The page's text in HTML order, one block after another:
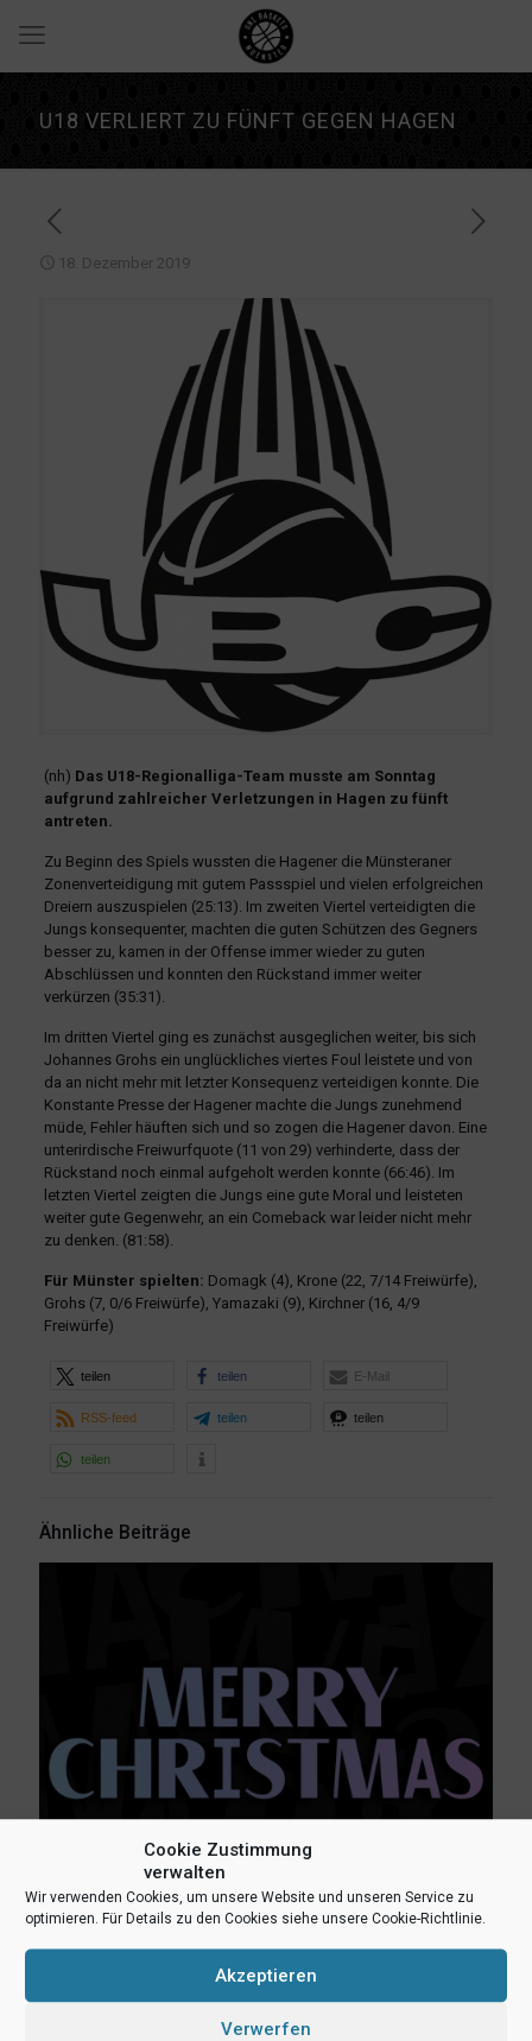
Cookie Zustimmung
verwalten
Wir verwenden Cookies, um unsere Website und unseren Service zu
optimieren. Für Details zu den Cookies siehe unsere Cookie-Richtlinie.
Akzeptieren
Verwerfen
U18 VERLIERT ZU FÜNFT GEGEN HAGEN
18. Dezember 2019
(nh) Das U18-Regionalliga-Team musste am Sonntag
aufgrund zahlreicher Verletzungen in Hagen zu fünft
antreten.
Zu Beginn des Spiels wussten die Hagener die Münsteraner
Zonenverteidigung mit gutem Passspiel und vielen erfolgreichen
Dreiern auszuspielen (25:13). Im zweiten Viertel verteidigten die
Jungs konsequenter, machten die guten Schützen des Gegners
besser zu, kamen in der Offense immer wieder zu guten
Abschlüssen und konnten den Rückstand immer weiter
verkürzen (35:31).
Im dritten Viertel ging es zunächst ausgeglichen weiter, bis sich
Johannes Grohs ein unglückliches viertes Foul leistete und von
da an nicht mehr mit letzter Konsequenz verteidigen konnte. Die
Konstante Presse der Hagener machte die Jungs zunehmend
müde, Fehler häuften sich und so zogen die Hagener davon. Eine
unterirdische Freiwurfquote (11 von 29) verhinderte, dass der
Rückstand noch einmal aufgeholt werden konnte (66:46). Im
letzten Viertel zeigten die Jungs eine gute Moral und leisteten
weiter gute Gegenwehr, an ein Comeback war leider nicht mehr
zu denken. (81:58).
Für Münster spielten: Domagk (4), Krone (22, 7/14 Freiwürfe),
Grohs (7, 0/6 Freiwürfe), Yamazaki (9), Kirchner (16, 4/9
Freiwürfe)
teilen teilen E-Mail
RSS-feed teilen teilen
teilen
Ähnliche Beiträge
Uni Baskets wünschen Frohe Weihnachten